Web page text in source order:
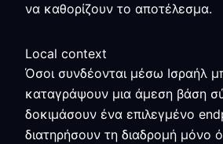
να καθορίζουν το αποτέλεσμα.
Local context
Όσοι συνδέονται μέσω Ισραήλ
καταγράψουν μια άμεση βάση
δοκιμάσουν ένα επιλεγμένο
διατηρήσουν τη διαδρομή μόνο